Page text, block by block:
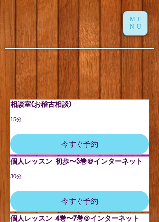
ME
NU
相談室(お稽古相談)
15分
今すぐ予約
個人レッスン 初歩〜3巻＠インターネット
30分
今すぐ予約
個人レッスン 4巻〜7巻＠インターネット